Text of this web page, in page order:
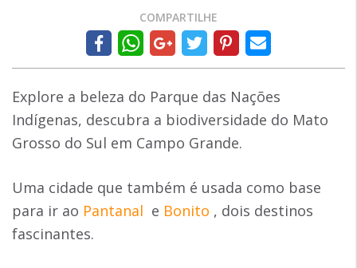
COMPARTILHE
Explore a beleza do Parque das Nações
Indígenas, descubra a biodiversidade do Mato
Grosso do Sul em Campo Grande.
Uma cidade que também é usada como base
para ir ao Pantanal e Bonito , dois destinos
fascinantes.